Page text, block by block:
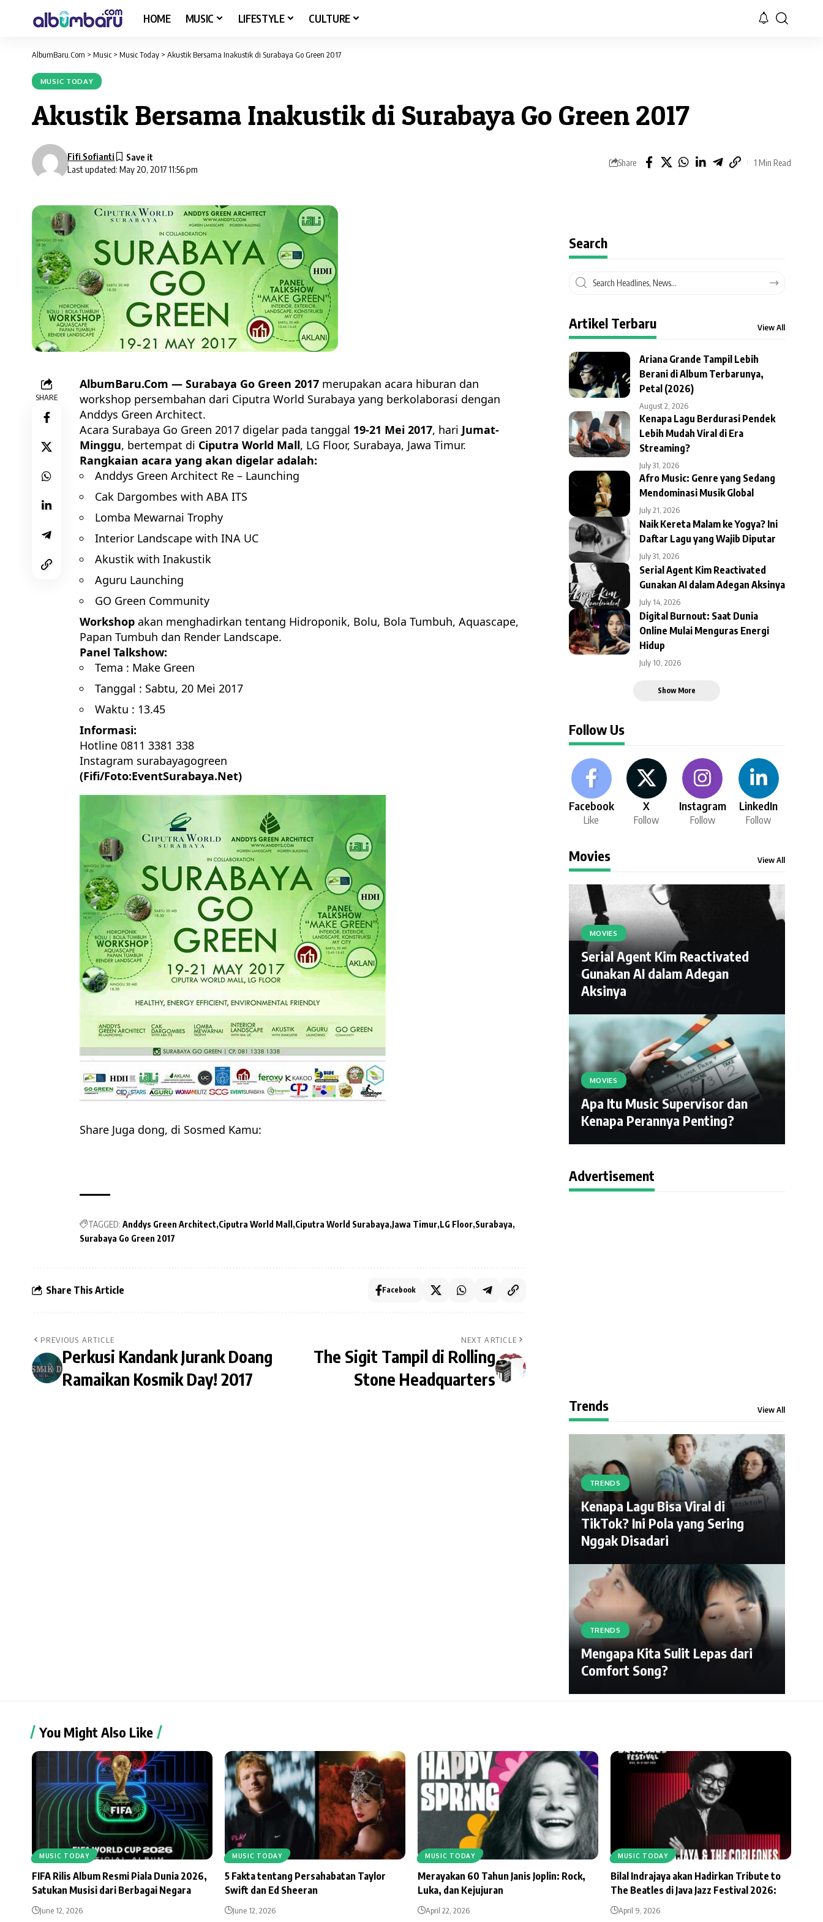
HOME MUSIC LIFESTYLE CULTURE
AlbumBaru.Com > Music > Music Today > Akustik Bersama Inakustik di Surabaya Go Green 2017
MUSIC TODAY
Akustik Bersama Inakustik di Surabaya Go Green 2017
Last updated: May 20, 2017 11:56 pm
Fifi Sofianti
Share 1 Min Read
SHARE
AlbumBaru.Com — Surabaya Go Green 2017 merupakan acara hiburan dan
workshop persembahan dari Ciputra World Surabaya yang berkolaborasi dengan
Anddys Green Architect.
Acara Surabaya Go Green 2017 digelar pada tanggal 19-21 Mei 2017, hari Jumat-
Minggu, bertempat di Ciputra World Mall, LG Floor, Surabaya, Jawa Timur.
Rangkaian acara yang akan digelar adalah:
Anddys Green Architect Re – Launching
Cak Dargombes with ABA ITS
Lomba Mewarnai Trophy
Interior Landscape with INA UC
Akustik with Inakustik
Aguru Launching
GO Green Community
Workshop akan menghadirkan tentang Hidroponik, Bolu, Bola Tumbuh, Aquascape,
Papan Tumbuh dan Render Landscape.
Panel Talkshow:
Tema : Make Green
Tanggal : Sabtu, 20 Mei 2017
Waktu : 13.45
Informasi:
Hotline 0811 3381 338
Instagram surabayagogreen
(Fifi/Foto:EventSurabaya.Net)
Share Juga dong, di Sosmed Kamu:
TAGGED: Anddys Green Architect Ciputra World Mall Ciputra World Surabaya Jawa Timur LG Floor Surabaya
Surabaya Go Green 2017
Share This Article Facebook
PREVIOUS ARTICLE
Perkusi Kandank Jurank Doang
Ramaikan Kosmik Day! 2017
NEXT ARTICLE
The Sigit Tampil di Rolling
Stone Headquarters
Search
Artikel Terbaru View All
Ariana Grande Tampil Lebih
Berani di Album Terbarunya,
Petal (2026)
August 2, 2026
Kenapa Lagu Berdurasi Pendek
Lebih Mudah Viral di Era
Streaming?
July 31, 2026
Afro Music: Genre yang Sedang
Mendominasi Musik Global
July 21, 2026
Naik Kereta Malam ke Yogya? Ini
Daftar Lagu yang Wajib Diputar
July 31, 2026
Serial Agent Kim Reactivated
Gunakan AI dalam Adegan Aksinya
July 14, 2026
Digital Burnout: Saat Dunia
Online Mulai Menguras Energi
Hidup
July 10, 2026
Show More
Follow Us
Facebook
Like
X
Follow
Instagram
Follow
LinkedIn
Follow
Movies View All
MOVIES
Serial Agent Kim Reactivated
Gunakan AI dalam Adegan
Aksinya
MOVIES
Apa Itu Music Supervisor dan
Kenapa Perannya Penting?
Advertisement
Trends View All
TRENDS
Kenapa Lagu Bisa Viral di
TikTok? Ini Pola yang Sering
Nggak Disadari
TRENDS
Mengapa Kita Sulit Lepas dari
Comfort Song?
You Might Also Like
MUSIC TODAY
FIFA Rilis Album Resmi Piala Dunia 2026,
Satukan Musisi dari Berbagai Negara
June 12, 2026
MUSIC TODAY
5 Fakta tentang Persahabatan Taylor
Swift dan Ed Sheeran
June 12, 2026
MUSIC TODAY
Merayakan 60 Tahun Janis Joplin: Rock,
Luka, dan Kejujuran
April 22, 2026
MUSIC TODAY
Bilal Indrajaya akan Hadirkan Tribute to
The Beatles di Java Jazz Festival 2026:
April 9, 2026